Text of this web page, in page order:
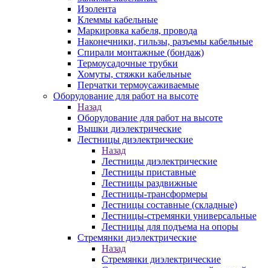
Изолента
Клеммы кабельные
Маркировка кабеля, провода
Наконечники, гильзы, разъемы кабельные
Спирали монтажные (бондаж)
Термоусадочные трубки
Хомуты, стяжки кабельные
Перчатки термоусаживаемые
Оборудование для работ на высоте
Назад
Оборудование для работ на высоте
Вышки диэлектрические
Лестницы диэлектрические
Назад
Лестницы диэлектрические
Лестницы приставные
Лестницы раздвижные
Лестницы-трансформеры
Лестницы составные (складные)
Лестницы-стремянки универсальные
Лестницы для подъема на опоры
Стремянки диэлектрические
Назад
Стремянки диэлектрические